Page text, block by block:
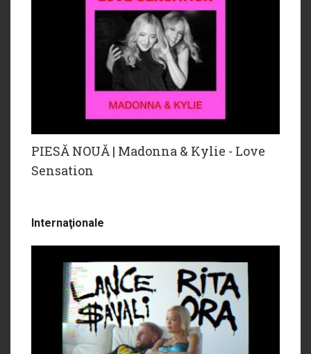
PIESĂ NOUĂ | Madonna & Kylie - Love
Sensation
Internaţionale